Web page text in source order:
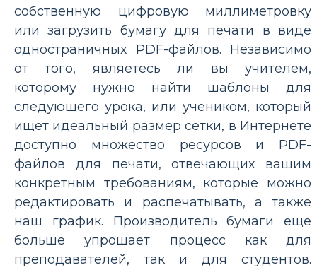
собственную цифровую миллиметровку
или загрузить бумагу для печати в виде
одностраничных PDF-файлов. Независимо
от того, являетесь ли вы учителем,
которому нужно найти шаблоны для
следующего урока, или учеником, который
ищет идеальный размер сетки, в Интернете
доступно множество ресурсов и PDF-
файлов для печати, отвечающих вашим
конкретным требованиям, которые можно
редактировать и распечатывать, а также
наш график. Производитель бумаги еще
больше упрощает процесс как для
преподавателей, так и для студентов.